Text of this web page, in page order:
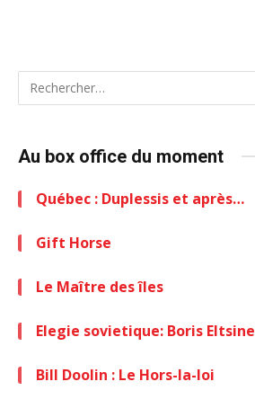
Au box office du moment
Québec : Duplessis et après…
Gift Horse
Le Maître des îles
Elegie sovietique: Boris Eltsine
Bill Doolin : Le Hors-la-loi